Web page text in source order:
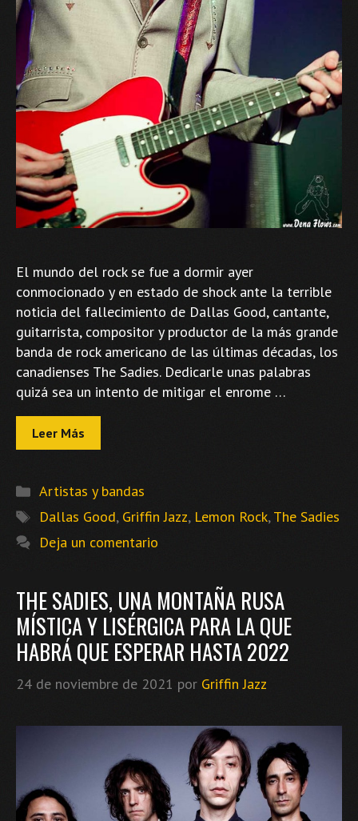
El mundo del rock se fue a dormir ayer
conmocionado y en estado de shock ante la terrible
noticia del fallecimiento de Dallas Good, cantante,
guitarrista, compositor y productor de la más grande
banda de rock americano de las últimas décadas, los
canadienses The Sadies. Dedicarle unas palabras
quizá sea un intento de mitigar el enrome …
Leer Más
Categorías
Artistas y bandas
Etiquetas
Dallas Good, Griffin Jazz, Lemon Rock,The Sadies
Deja un comentario
THE SADIES, UNA MONTAÑA RUSA
MÍSTICA Y LISÉRGICA PARA LA QUE
HABRÁ QUE ESPERAR HASTA 2022
24 de noviembre de 2021 por Griffin Jazz